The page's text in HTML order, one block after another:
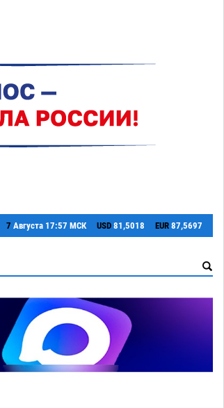
7 Августа 17:57 МСК USD 81,5018 EUR 87,5697